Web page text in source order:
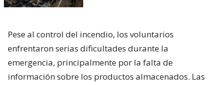
Pese al control del incendio, los voluntarios
enfrentaron serias dificultades durante la
emergencia, principalmente por la falta de
información sobre los productos almacenados. Las